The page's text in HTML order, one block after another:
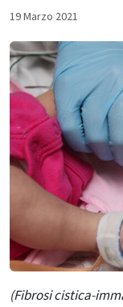
19 Marzo 2021
(Fibrosi cistica-